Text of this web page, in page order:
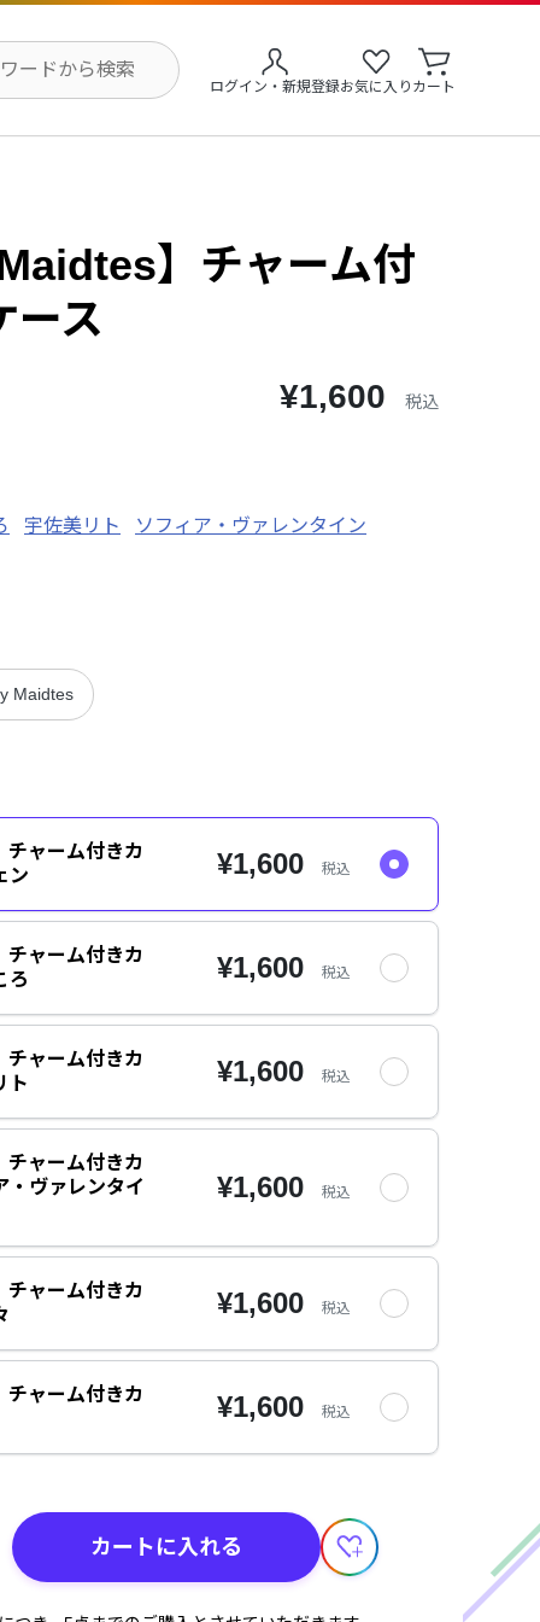
ログイン・新規登録お気に入り カート
】チャーム付
ース
¥1,600 税込
宇佐美リト
ソフィア・ヴァレンタイン
Maidtes
チャーム付きカ
ン
¥1,600 税込
チャーム付きカ
ろ
¥1,600 税込
チャーム付きカ
ト
¥1,600 税込
チャーム付きカ
・ヴァレンタイ
¥1,600 税込
チャーム付きカ
¥1,600 税込
チャーム付きカ
¥1,600 税込
カートに入れる